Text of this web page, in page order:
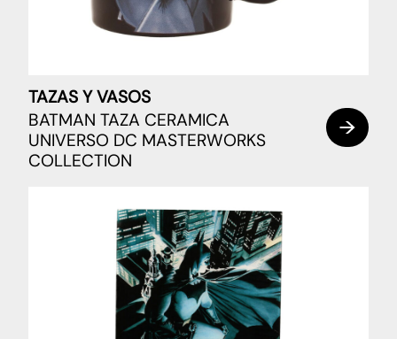
TAZAS Y VASOS
BATMAN TAZA CERAMICA
UNIVERSO DC MASTERWORKS
COLLECTION